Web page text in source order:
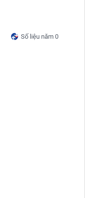
Số liệu năm 0